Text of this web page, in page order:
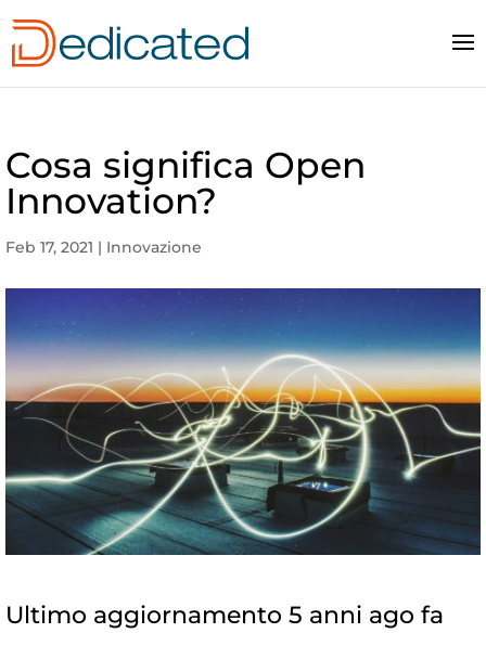
Cosa significa Open
Innovation?
Feb 17, 2021 | Innovazione
Ultimo aggiornamento 5 anni ago fa